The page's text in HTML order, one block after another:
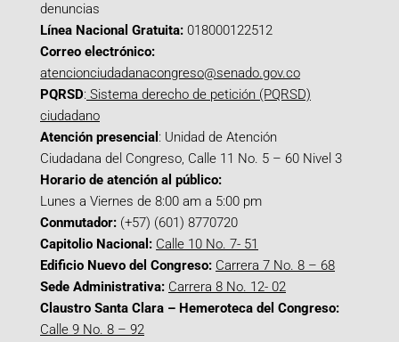
denuncias
Línea Nacional Gratuita: 018000122512
Correo electrónico:
atencionciudadanacongreso@senado.gov.co
PQRSD: Sistema derecho de petición (PQRSD)
ciudadano
Atención presencial : Unidad de Atención
Ciudadana del Congreso, Calle 11 No. 5 – 60 Nivel 3
Horario de atención al público:
Lunes a Viernes de 8:00 am a 5:00 pm
Conmutador: (+57) (601) 8770720
Capitolio Nacional: Calle 10 No. 7- 51
Edificio Nuevo del Congreso: Carrera 7 No. 8 – 68
Sede Administrativa: Carrera 8 No. 12- 02
Claustro Santa Clara – Hemeroteca del Congreso:
Calle 9 No. 8 – 92